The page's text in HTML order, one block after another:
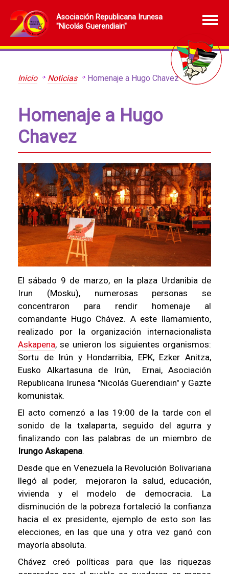
Asociación Republicana Irunesa
"Nicolás Guerendiain"
Inicio Noticias Homenaje a Hugo Chavez
Homenaje a Hugo
Chavez
El sábado 9 de marzo, en la plaza Urdanibia de
Irun (Mosku), numerosas personas se
concentraron para rendir homenaje al
comandante Hugo Chávez. A este llamamiento,
realizado por la organización internacionalista
Askapena, se unieron los siguientes organismos:
Sortu de Irún y Hondarribia, EPK, Ezker Anitza,
Eusko Alkartasuna de Irún, Ernai, Asociación
Republicana Irunesa "Nicolás Guerendiain" y Gazte
komunistak.
El acto comenzó a las 19:00 de la tarde con el
sonido de la txalaparta, seguido del agurra y
finalizando con las palabras de un miembro de
Irungo Askapena.
Desde que en Venezuela la Revolución Bolivariana
llegó al poder, mejoraron la salud, educación,
vivienda y el modelo de democracia. La
disminución de la pobreza fortaleció la confianza
hacia el ex presidente, ejemplo de esto son las
elecciones, en las que una y otra vez ganó con
mayoría absoluta.
Chávez creó políticas para que las riquezas